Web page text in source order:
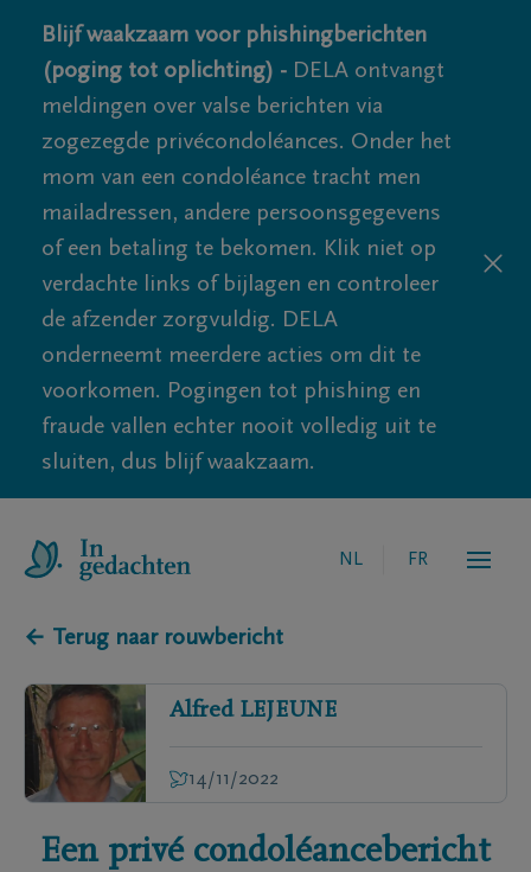
Blijf waakzaam voor phishingberichten
(poging tot oplichting) - DELA ontvangt
meldingen over valse berichten via
zogezegde privécondoléances. Onder het
mom van een condoléance tracht men
mailadressen, andere persoonsgegevens
of een betaling te bekomen. Klik niet op
verdachte links of bijlagen en controleer
de afzender zorgvuldig. DELA
onderneemt meerdere acties om dit te
voorkomen. Pogingen tot phishing en
fraude vallen echter nooit volledig uit te
sluiten, dus blijf waakzaam.
NL FR
← Terug naar rouwbericht
Alfred LEJEUNE
14/11/2022
Een privé condoléancebericht